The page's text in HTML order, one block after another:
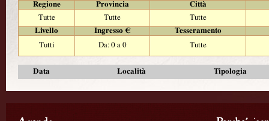
Regione
Provincia
Città
Tutte
Tutte
Tutte
Livello
Ingresso €
Tesseramento
Tutti
Da: 0 a 0 Tutte
Data Località Tipologia